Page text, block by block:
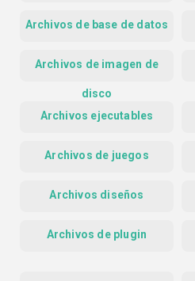
Archivos de base de datos
Archivos de imagen de
disco
Archivos ejecutables
Archivos de juegos
Archivos diseños
Archivos de plugin